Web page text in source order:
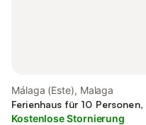
Málaga (Este), Malaga
Ferienhaus für 10
Kostenlose Stornierung